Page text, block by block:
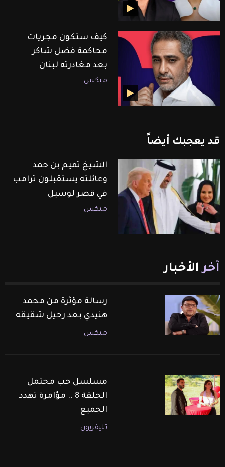
كيف ستكون مجريات
محاكمة فضل شاكر
بعد مغادرته لبنان
ميكس
قد يعجبك أيضاً
الشيخ تميم بن حمد
وعائلته يستقبلون ترامب
في قصر لوسيل
ميكس
آخر الأخبار
رسالة مؤثرة من محمد
هنيدي بعد رحيل شقيقه
ميكس
مسلسل حب محتمل
الحلقة 8 .. مؤامرة تهدد
الجميع
تليفزيون